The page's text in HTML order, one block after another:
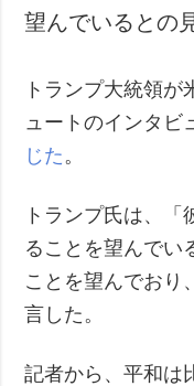
望んでいるとの
トランプ大統領が
ュートのインタビ
じた 。
トランプ氏は、「
ることを望んでい
ことを望んでおり
言した。
記者から、平和は